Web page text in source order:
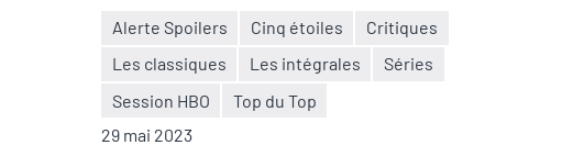
Alerte Spoilers Cinq étoiles
Critiques
Les classiques
Les intégrales
Séries
Session HBO
Top du Top
29 mai 2023
Nicolas
Auger
commentaire